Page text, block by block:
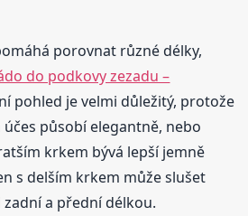
porovnat různé délky,
do podkovy zezadu –
pohled je velmi důležitý, protože
působí elegantně, nebo
krkem bývá lepší jemně
s delším krkem může slušet
a přední délkou.